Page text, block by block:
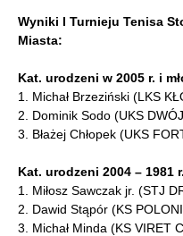
Wyniki I Turnieju Tenisa
Miasta:
Kat. urodzeni w 2005 r. i
1. Michał Brzeziński (LKS
2. Dominik Sodo (UKS
3. Błażej Chłopek (UKS
Kat. urodzeni 2004 – 1981
1. Miłosz Sawczak jr. (STJ
2. Dawid Stąpór (KS
3. Michał Minda (KS VIRET